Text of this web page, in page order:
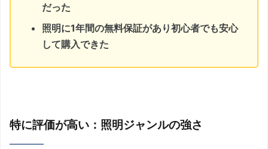
だった
照明に1年間の無料保証があり初心者でも安心
して購入できた
特に評価が高い：照明ジャンルの強さ